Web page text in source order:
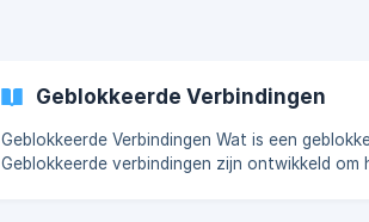
Geblokkeerde Verbindingen
Geblokkeerde Verbindingen Wat is een geblokkeerde verbinding?
Geblokkeerde verbindingen zijn ontwikkeld